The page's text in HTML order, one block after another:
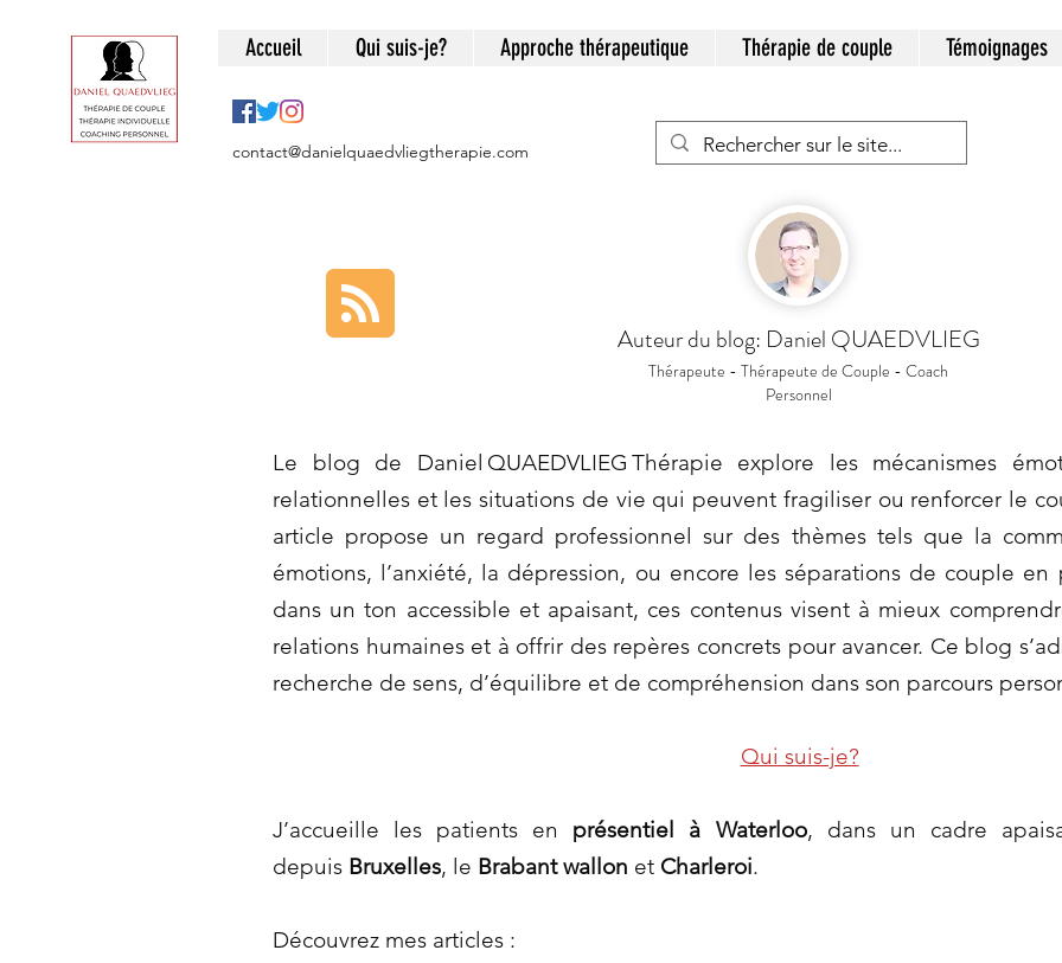
Accueil Qui suis-je? Approche thérapeutique Thérapie de couple Témoignages
contact@danielquaedvliegtherapie.com
Auteur du blog: Daniel QUAEDVLIEG
Thérapeute - Thérapeute de Couple - Coach
Personnel
Le blog de Daniel QUAEDVLIEG Thérapie explore les mécanismes
relationnelles et les situations de vie qui peuvent fragiliser ou renforcer le
article propose un regard professionnel sur des thèmes tels que la
émotions, l’anxiété, la dépression, ou encore les séparations de couple
dans un ton accessible et apaisant, ces contenus visent à mieux
relations humaines et à offrir des repères concrets pour avancer. Ce blog
recherche de sens, d’équilibre et de compréhension dans son parcours
Qui suis-je?
J’accueille les patients en présentiel à Waterloo, dans un cadre
depuis Bruxelles, le Brabant wallon et Charleroi.
Découvrez mes articles :